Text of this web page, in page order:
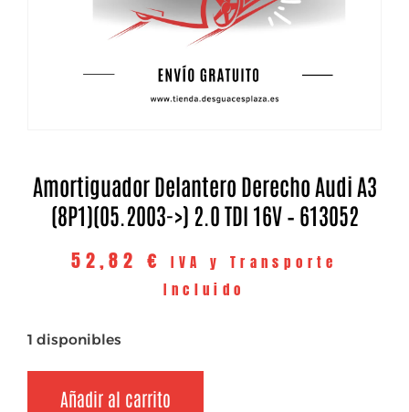
Amortiguador Delantero Derecho Audi A3
(8P1)(05.2003->) 2.0 TDI 16V – 613052
52,82 €
IVA y Transporte
Incluido
1 disponibles
Añadir al carrito